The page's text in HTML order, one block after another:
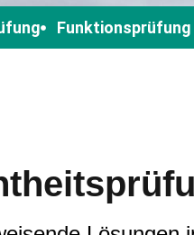
Funktionsprüfung